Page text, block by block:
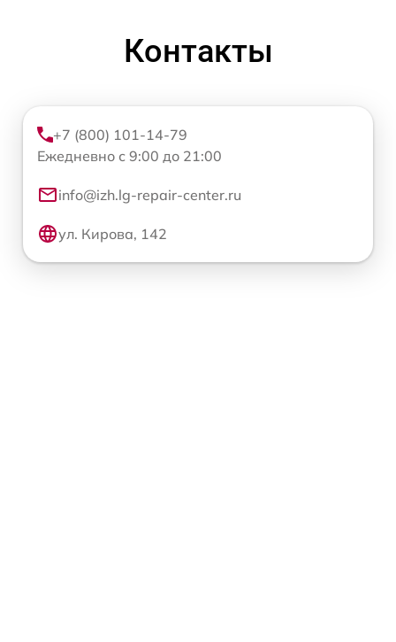
Контакты
+7 (800) 101-14-79
Ежедневно с 9:00 до 21:00
info@izh.lg-repair-center.ru
ул. Кирова, 142